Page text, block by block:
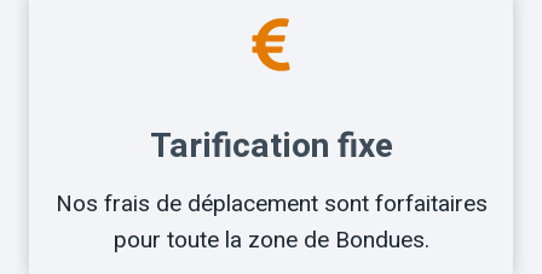
Tarification fixe
Nos frais de déplacement sont forfaitaires
pour toute la zone de Bondues.